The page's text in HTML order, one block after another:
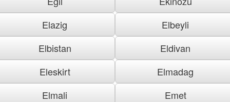
Elazig
Elbeyli
Elbistan
Eldivan
Eleskirt
Elmadag
Elmali
Emet